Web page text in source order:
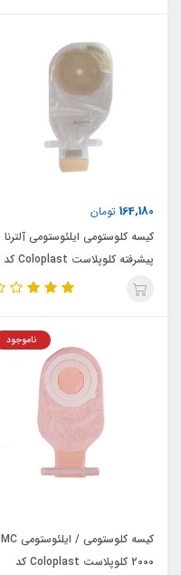
164,180 تومان
کیسه کلوستومی ایلئوستومی آلترنا
پیشرفته کلوپلاست Coloplast کد
17501
ناموجود
کیسه کلوستومی / ایلئوستومی MC
2000 کلوپلاست Coloplast کد